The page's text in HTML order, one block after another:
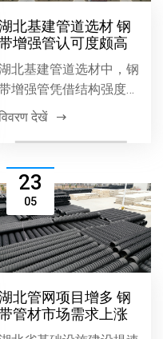
北基建管道选材 钢
增强管认可度颇高
北基建管道选材中，钢
增强管凭借结构强度
高、耐腐蚀、施工便捷等
质量与效益的可靠保障。
देखें
23
05
北管网项目增多 钢
管材市场需求上涨